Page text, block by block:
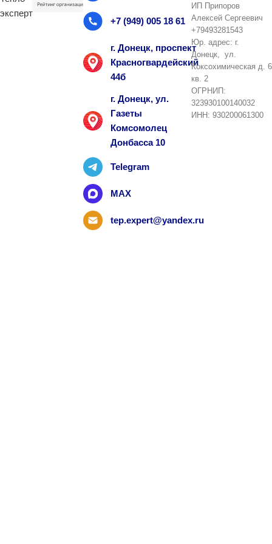
+7 (949) 005 18 61
г. Донецк, проспект
Красногвардейский
44б
г. Донецк, ул.
Газеты
Комсомолец
Донбасса 10
Telegram
MAX
tep.expert@yandex.ru
ИП Припоров
Алексей Сергеевич
+79493281543
Юр. адрес: г.
Донецк, ул.
Коксохимическая д. 6
кв. 2
ОГРНИП:
323930100140032
ИНН: 930200061300